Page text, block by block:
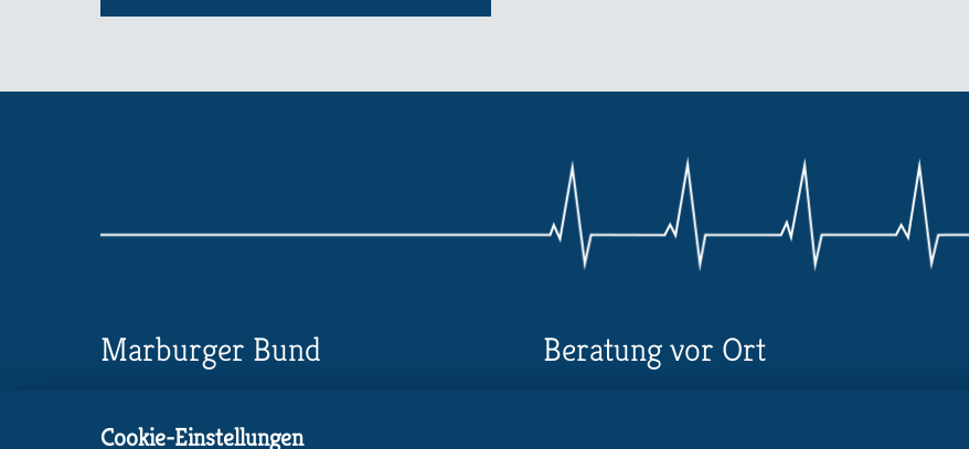
Marburger Bund
Stuttgarter Straße 72, 73230 Kirchheim
Beratung vor Ort
Cookie-Einstellungen